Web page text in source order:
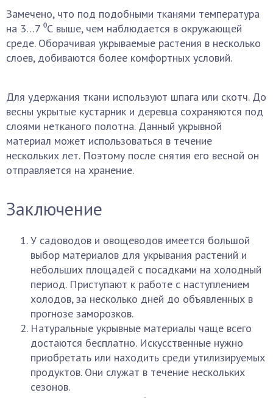
Замечено, что под подобными тканями температура
на 3…7 ⁰С выше, чем наблюдается в окружающей
среде. Оборачивая укрываемые растения в несколько
слоев, добиваются более комфортных условий.
Для удержания ткани используют шпага или скотч. До
весны укрытые кустарник и деревца сохраняются под
слоями нетканого полотна. Данный укрывной
материал может использоваться в течение
нескольких лет. Поэтому после снятия его весной он
отправляется на хранение.
Заключение
У садоводов и овощеводов имеется большой
выбор материалов для укрывания растений и
небольших площадей с посадками на холодный
период. Приступают к работе с наступлением
холодов, за несколько дней до объявленных в
прогнозе заморозков.
Натуральные укрывные материалы чаще всего
достаются бесплатно. Искусственные нужно
приобретать или находить среди утилизируемых
продуктов. Они служат в течение нескольких
сезонов.